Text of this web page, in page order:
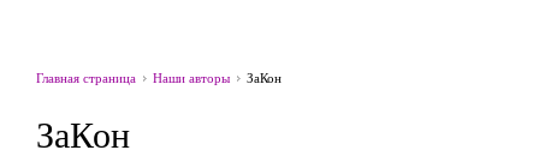
Главная страница Наши авторы ЗаКон
ЗаКон